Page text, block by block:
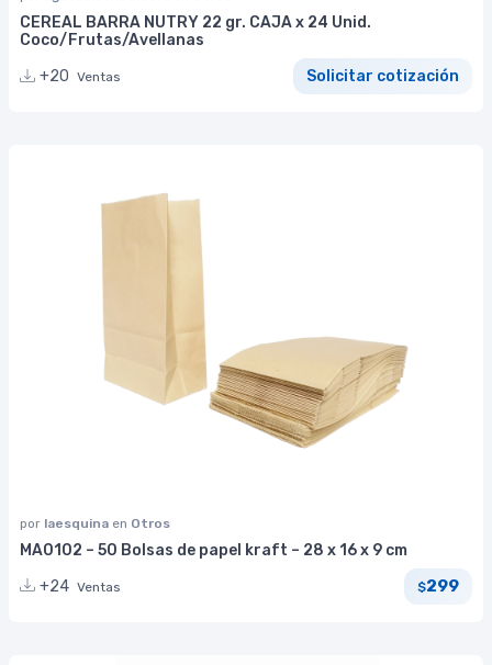
CEREAL BARRA NUTRY 22 gr. CAJA x 24 Unid.
Coco/Frutas/Avellanas
+20 Ventas Solicitar cotización
por laesquina en Otros
MA0102 – 50 Bolsas de papel kraft – 28 x 16 x 9 cm
+24 Ventas $299